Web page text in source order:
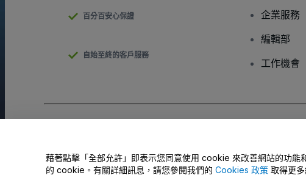
百分百安心保證
自始至終的客戶服務
企業服務
編輯部
工作機會
請勿分享我的個人資訊/您的隱私權選擇
藉著點擊「全部允許」即表示您同意使用 cookie 來改善網站的功能
的 cookie。有關詳細訊息，請您參閱我們的 Cookies 政策 取得更多